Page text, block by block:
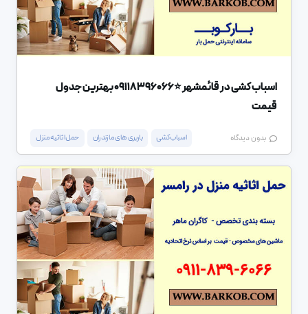
اسباب کشی در قائمشهر ⭐️09118396066 بهترین جدول
قیمت
بدون دیدگاه اسباب کشی باربری های مازندران حمل اثاثیه منزل